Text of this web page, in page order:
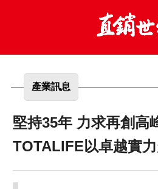
產業訊息
堅持35年 力求再創高峰 秀得
TOTALIFE以卓越實